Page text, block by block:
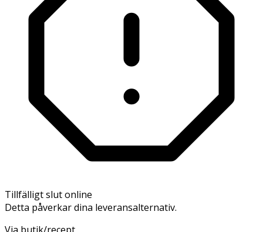
Tillfälligt slut online
Detta påverkar dina leveransalternativ.
Via butik/recept